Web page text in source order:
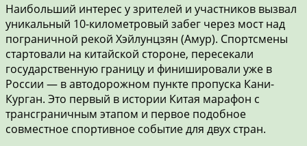
Наибольший интерес у зрителей и участников вызвал
уникальный 10-километровый забег через мост над
пограничной рекой Хэйлунцзян (Амур). Спортсмены
стартовали на китайской стороне, пересекали
государственную границу и финишировали уже в
России — в автодорожном пункте пропуска Кани-
Курган. Это первый в истории Китая марафон с
трансграничным этапом и первое подобное
совместное спортивное событие для двух стран.